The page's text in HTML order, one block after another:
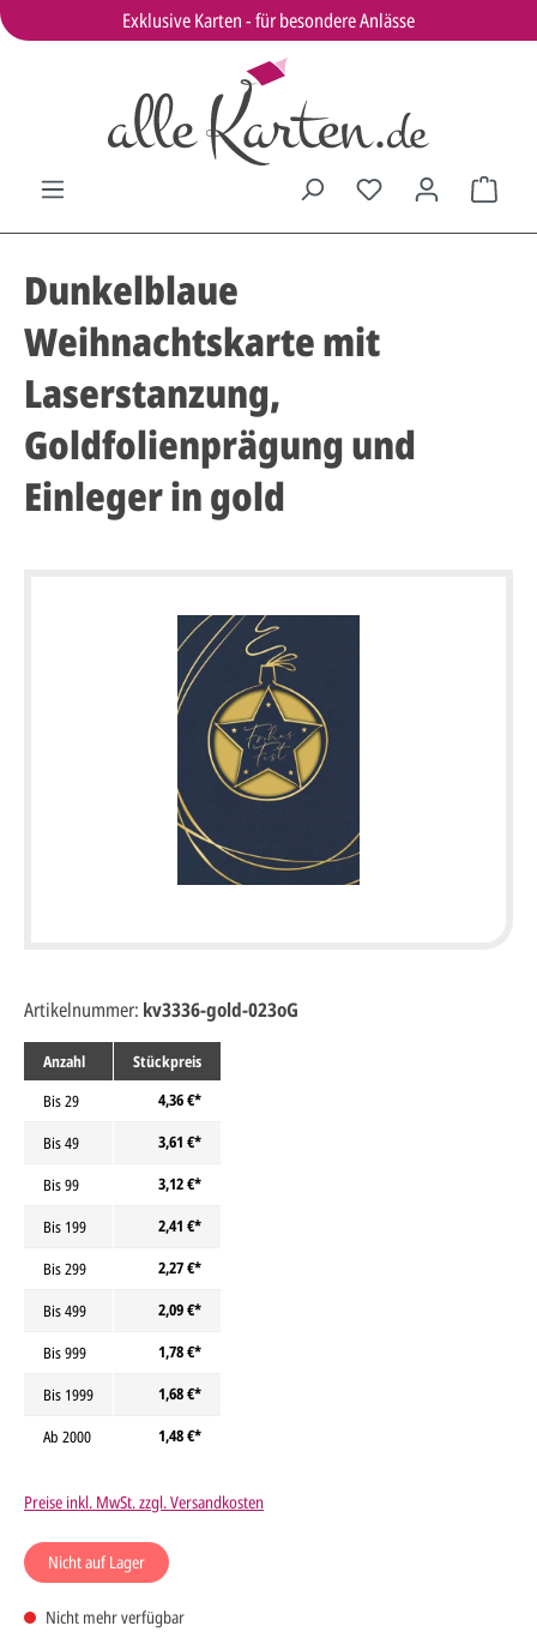
Exklusive Karten - für besondere Anlässe
Dunkelblaue
Weihnachtskarte mit
Laserstanzung,
Goldfolienprägung und
Einleger in gold
Anzahl
Stückpreis
Bis29
4,36 €*
Bis49
3,61 €*
Bis99
3,12 €*
Bis 199
2,41 €*
Bis299
2,27 €*
Bis499
2,09 €*
Bis999
1,78 €*
Bis 1999
1,68 €*
Ab 2000 1,48 €*
Preise inkl. MwSt. zzgl. Versandkosten
Nicht auf Lager
Nicht mehr verfügbar
Artikelnummer: kv3336-gold-023oG